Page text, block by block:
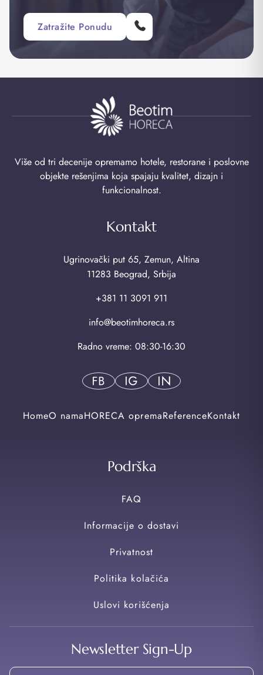
Zatražite Ponudu
Više od tri decenije opremamo hotele, restorane i poslovne
objekte rešenjima koja spajaju kvalitet, dizajn i
funkcionalnost.
Kontakt
Ugrinovački put 65, Zemun, Altina
11283 Beograd, Srbija
+381 11 3091 911
info@beotimhoreca.rs
Radno vreme: 08:30-16:30
HomeO namaHORECA opremaReferenceKontakt
Podrška
FAQ
Informacije o dostavi
Privatnost
Politika kolačića
Uslovi korišćenja
Newsletter Sign-Up